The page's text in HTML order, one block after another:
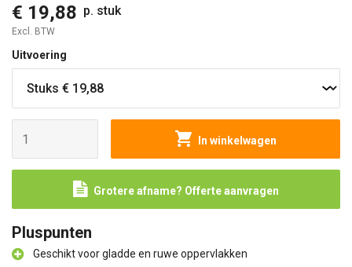
€ 19,88 p. stuk
Excl. BTW
Uitvoering
In winkelwagen
Grotere afname? Offerte aanvragen
Pluspunten
Geschikt voor gladde en ruwe oppervlakken